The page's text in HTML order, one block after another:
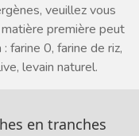
veuillez vous
première peut
farine 0, farine de riz,
levain naturel.
en tranches